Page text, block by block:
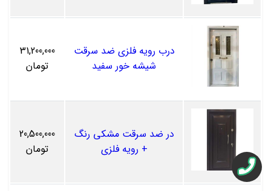
درب رویه فلزی ضد سرقت
شیشه خور سفید
31,200,000
تومان
در ضد سرقت مشکی رنگ
+ رویه فلزی
20,500,000
تومان